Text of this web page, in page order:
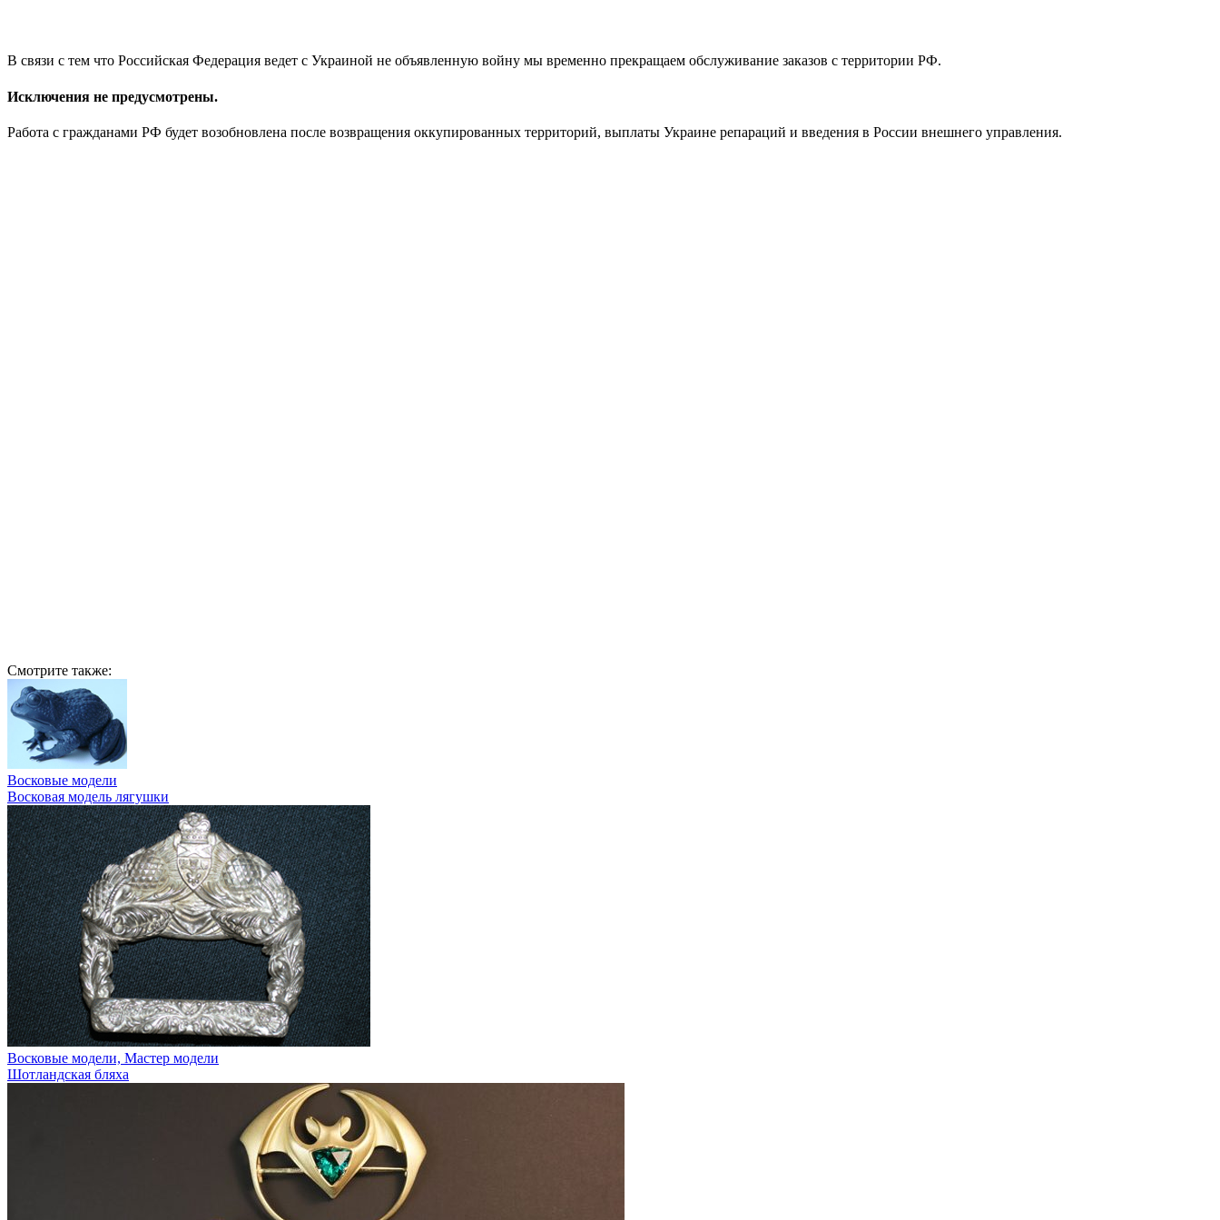
В связи с тем что Российская Федерация ведет с Украиной не объявленную войну мы временно прекращаем обслуживание заказов с территории РФ.
Исключения не предусмотрены.
Работа с гражданами РФ будет возобновлена после возвращения оккупированных территорий, выплаты Украине репараций и введения в России внешнего управления.
Смотрите также:
Восковые модели
Восковая модель лягушки
Восковые модели, Мастер модели
Шотландская бляха